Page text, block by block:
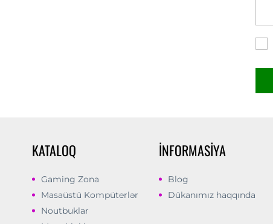
KATALOQ
Gaming Zona
Masaüstü Kompüterlər
Noutbuklar
İNFORMASIYA
Blog
Dükanımız haqqında